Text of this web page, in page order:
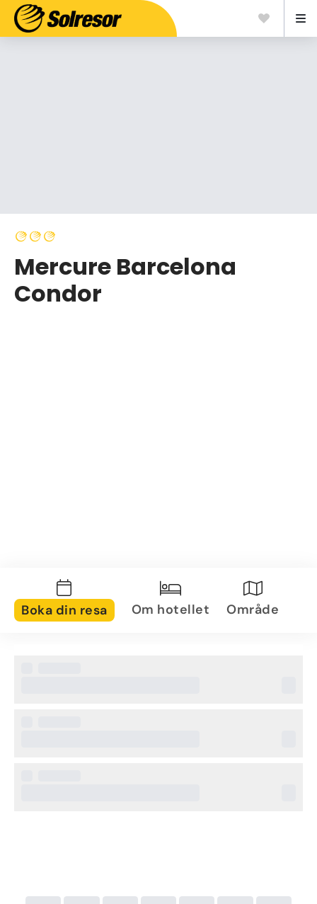
Mercure Barcelona
Condor
Boka din resa Om hotellet Område